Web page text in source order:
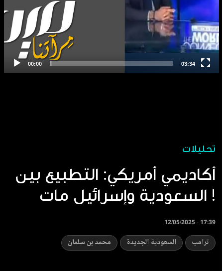
تحليلات
أكاديمي أمريكي: التطبيع بين
السعودية وإسرائيل مات !
12/05/2025 - 17:39
ترامب السعودية الجديدة محمد بن سلمان